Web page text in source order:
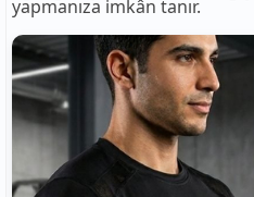
yapmanıza imkân tanır.